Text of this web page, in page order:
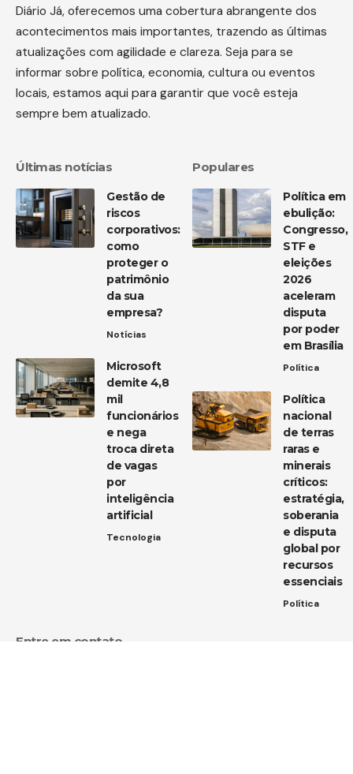
Diário Já, oferecemos uma cobertura abrangente dos
acontecimentos mais importantes, trazendo as últimas
atualizações com agilidade e clareza. Seja para se
informar sobre política, economia, cultura ou eventos
locais, estamos aqui para garantir que você esteja
sempre bem atualizado.
Últimas notícias
Gestão de
riscos
corporativos:
como
proteger o
patrimônio
da sua
empresa?
Notícias
Microsoft
demite 4,8
mil
funcionários
e nega
troca direta
de vagas
por
inteligência
artificial
Tecnologia
Populares
Política em
ebulição:
Congresso,
STF e
eleições
2026
aceleram
disputa
por poder
em Brasília
Política
Política
nacional
de terras
raras e
minerais
críticos:
estratégia,
soberania
e disputa
global por
recursos
essenciais
Política
Entre em contato